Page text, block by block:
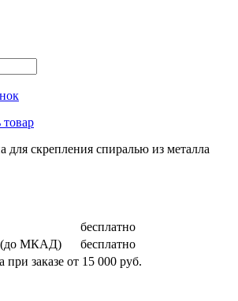
для скрепления спиралью из металла
бесплатно
(до МКАД)
бесплатно
при заказе от 15 000 руб.